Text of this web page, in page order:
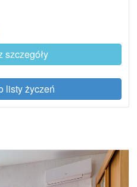
szczegóły
listy życzeń